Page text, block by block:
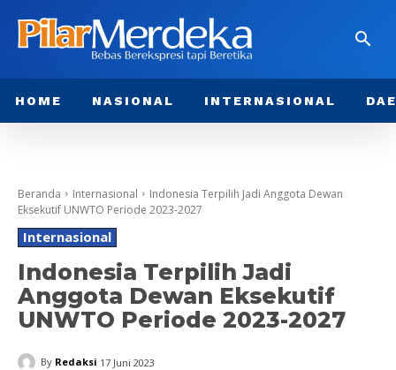
HOME NASIONAL INTERNASIONAL
Beranda Internasional
Indonesia Terpilih Jadi Anggota Dewan
Eksekutif UNWTO Periode 2023-2027
Internasional
Indonesia Terpilih Jadi
Anggota Dewan Eksekutif
UNWTO Periode 2023-2027
By Redaksi 17 Juni 2023